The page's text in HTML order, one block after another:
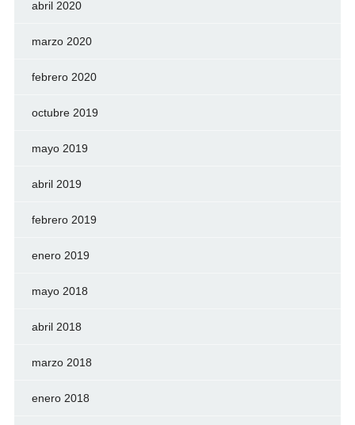
abril 2020
marzo 2020
febrero 2020
octubre 2019
mayo 2019
abril 2019
febrero 2019
enero 2019
mayo 2018
abril 2018
marzo 2018
enero 2018